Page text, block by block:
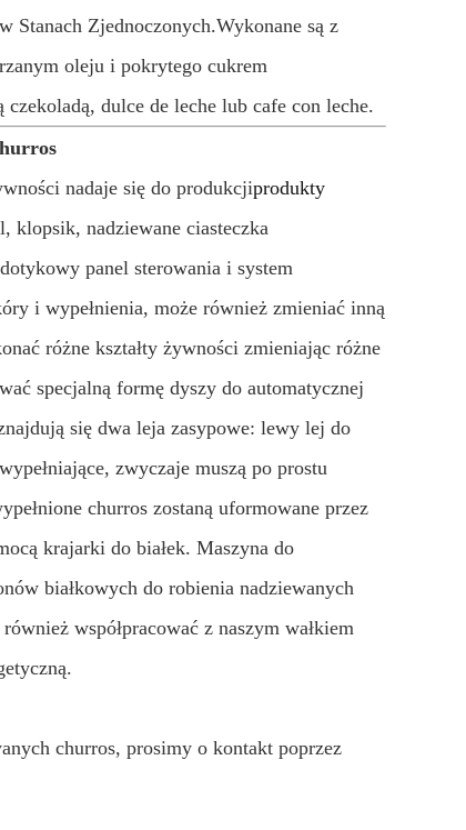
Stanach Zjednoczonych.Wykonane są z
oleju i pokrytego cukrem
dulce de leche lub cafe con leche.
nadaje się do produkcjiprodukty
klopsik, nadziewane ciasteczka
panel sterowania i system
i wypełnienia, może również zmieniać inną
różne kształty żywności zmieniając różne
specjalną formę dyszy do automatycznej
się dwa leja zasypowe: lewy lej do
zwyczaje muszą po prostu
churros zostaną uformowane przez
krajarki do białek. Maszyna do
białkowych do robienia nadziewanych
współpracować z naszym wałkiem
churros, prosimy o kontakt poprzez